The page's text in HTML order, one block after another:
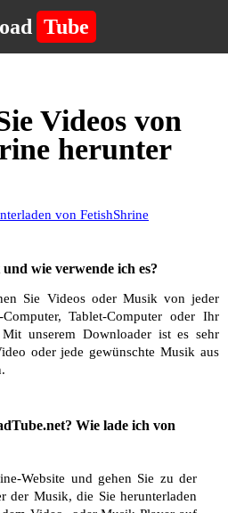
Tube
Videos von
herunter
von FetishShrine
wie verwende ich es?
Sie Videos oder Musik von jeder
Tablet-Computer oder Ihr
unserem Downloader ist es sehr
oder jede gewünschte Musik aus
Wie lade ich von
Website und gehen Sie zu der
der Musik, die Sie herunterladen